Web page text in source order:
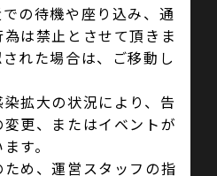
の待機や座り込み、通
は禁止とさせて頂きま
れた場合は、ご移動し
拡大の状況により、告
更、またはイベントが
す。
め、運営スタッフの指